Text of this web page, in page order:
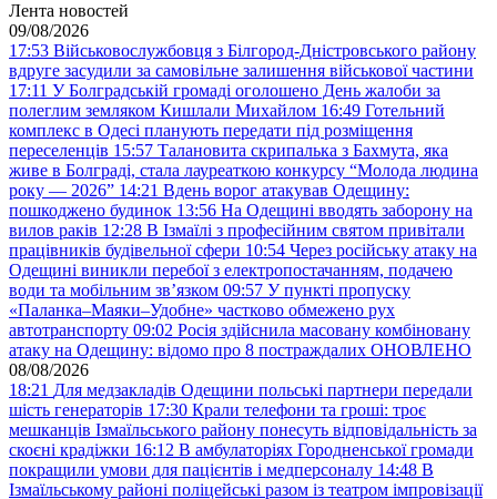
Лента новостей
09/08/2026
17:53 Військовослужбовця з Білгород-Дністровського району
вдруге засудили за самовільне залишення військової частини
17:11 У Болградській громаді оголошено День жалоби за
полеглим земляком Кишлали Михайлом 16:49 Готельний
комплекс в Одесі планують передати під розміщення
переселенців 15:57 Талановита скрипалька з Бахмута, яка
живе в Болграді, стала лауреаткою конкурсу “Молода людина
року — 2026” 14:21 Вдень ворог атакував Одещину:
пошкоджено будинок 13:56 На Одещині вводять заборону на
вилов раків 12:28 В Ізмаїлі з професійним святом привітали
працівників будівельної сфери 10:54 Через російську атаку на
Одещині виникли перебої з електропостачанням, подачею
води та мобільним звʼязком 09:57 У пункті пропуску
«Паланка–Маяки–Удобне» частково обмежено рух
автотранспорту 09:02 Росія здійснила масовану комбіновану
атаку на Одещину: відомо про 8 постраждалих ОНОВЛЕНО
08/08/2026
18:21 Для медзакладів Одещини польські партнери передали
шість генераторів 17:30 Крали телефони та гроші: троє
мешканців Ізмаїльського району понесуть відповідальність за
скоєні крадіжки 16:12 В амбулаторіях Городненської громади
покращили умови для пацієнтів і медперсоналу 14:48 В
Ізмаїльському районі поліцейські разом із театром імпровізації